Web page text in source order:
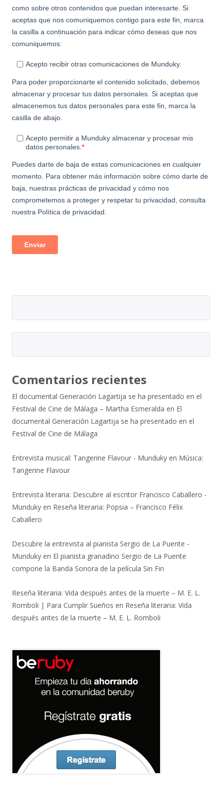
Comentarios recientes
El documental Generación Lagartija se ha presentado en el
Festival de Cine de Málaga – Martha Esmeralda en El
documental Generación Lagartija se ha presentado en el
Festival de Cine de Málaga
Entrevista musical: Tangerine Flavour - Munduky en Música:
Tangerine Flavour
Entrevista literaria: Descubre al escritor Francisco Caballero -
Munduky en Reseña literaria: Popsia – Francisco Félix
Caballero
Descubre la entrevista al pianista Sergio de La Puente -
Munduky en El pianista granadino Sergio de La Puente
compone la Banda Sonora de la película Sin Fin
Reseña literaria: Vida después antes de la muerte – M. E. L.
Romboli | Para Cumplir Sueños en Reseña literaria: Vida
después antes de la muerte – M. E. L. Romboli